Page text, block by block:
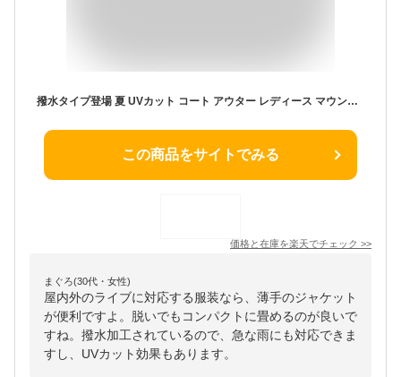
撥水タイプ登場 夏 UVカット コート アウター レディース マウンテンパーカー ナイロンジャケット モッズコート モッズパーカー Aライン ショート ドロスト 黒 ベージュ フード パーカー カジュアル 薄手
この商品をサイトでみる
価格と在庫を楽天でチェック >>
まぐろ(30代・女性)
屋内外のライブに対応する服装なら、薄手のジャケット
が便利ですよ。脱いでもコンパクトに畳めるのが良いで
すね。撥水加工されているので、急な雨にも対応できま
すし、UVカット効果もあります。